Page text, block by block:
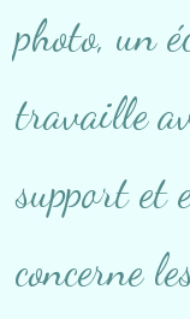
photo, un
travaille
support et
concerne